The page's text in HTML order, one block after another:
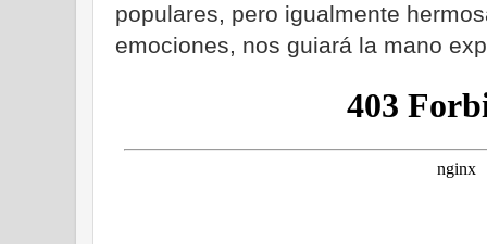
populares, pero igualmente
emociones, nos guiará la mano